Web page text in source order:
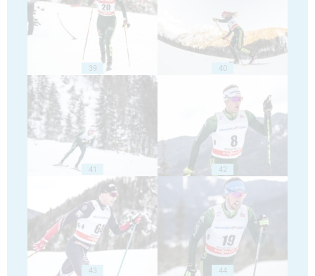
39 40
41 42
43 44